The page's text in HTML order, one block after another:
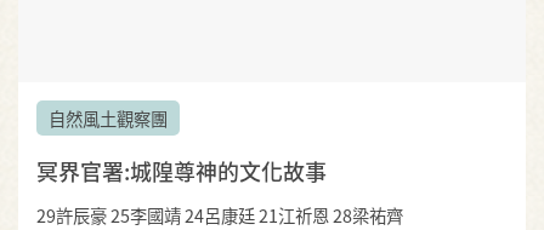
自然風土觀察團
冥界官署:城隍尊神的文化故事
29許辰豪 25李國靖 24呂康廷 21江祈恩 28梁祐齊